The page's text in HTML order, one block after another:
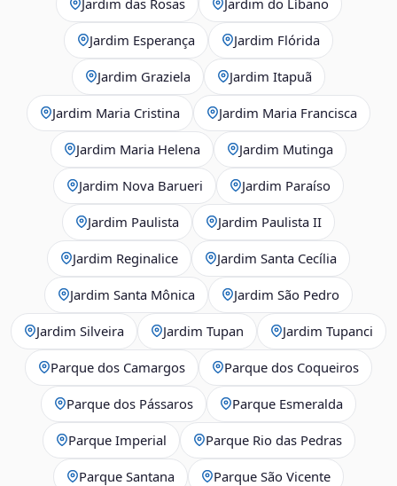
Jardim Esperança Jardim Flórida
Jardim Graziela Jardim Itapuã
Jardim Maria Cristina Jardim Maria Francisca
Jardim Maria Helena Jardim Mutinga
Jardim Nova Barueri Jardim Paraíso
Jardim Paulista Jardim Paulista II
Jardim Reginalice Jardim Santa Cecília
Jardim Santa Mônica Jardim São Pedro
Jardim Silveira Jardim Tupan Jardim Tupanci
Parque dos Camargos Parque dos Coqueiros
Parque dos Pássaros Parque Esmeralda
Parque Imperial Parque Rio das Pedras
Parque Santana Parque São Vicente